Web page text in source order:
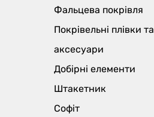
Фальцева покрівля
Покрівельні плівки та
аксесуари
Добірні елементи
Штакетник
Софіт